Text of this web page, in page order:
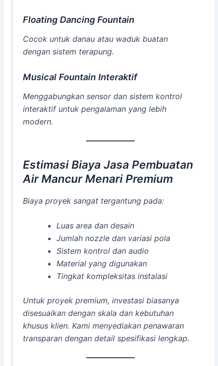
Floating Dancing Fountain
Cocok untuk danau atau waduk buatan
dengan sistem terapung.
Musical Fountain Interaktif
Menggabungkan sensor dan sistem kontrol
interaktif untuk pengalaman yang lebih
modern.
Estimasi Biaya Jasa Pembuatan
Air Mancur Menari Premium
Biaya proyek sangat tergantung pada:
Luas area dan desain
Jumlah nozzle dan variasi pola
Sistem kontrol dan audio
Material yang digunakan
Tingkat kompleksitas instalasi
Untuk proyek premium, investasi biasanya
disesuaikan dengan skala dan kebutuhan
khusus klien. Kami menyediakan penawaran
transparan dengan detail spesifikasi lengkap.